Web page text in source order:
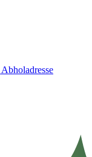
Abholadresse